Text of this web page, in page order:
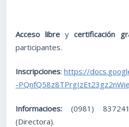
Acceso libre ycertificación
participantes.
Inscripciones: https://
-
Informacioes: (0981)
(Directora).